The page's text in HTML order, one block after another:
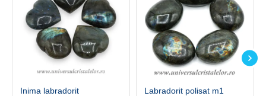
Inima labradorit Labradorit polisat m1